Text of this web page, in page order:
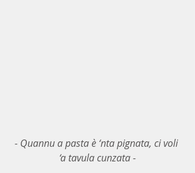
- Quannu a pasta è ‘nta pignata, ci voli
‘a tavula cunzata -